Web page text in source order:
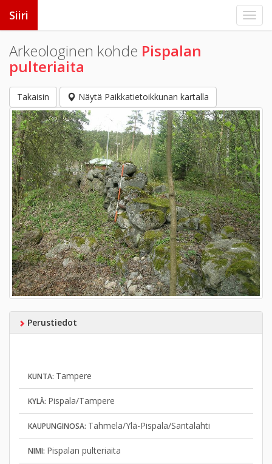
Siiri
Arkeologinen kohde Pispalan
pulteriaita
Takaisin Näytä Paikkatietoikkunan kartalla
Perustiedot
KUNTA: Tampere
KYLÄ: Pispala/Tampere
KAUPUNGINOSA: Tahmela/Ylä-Pispala/Santalahti
NIMI: Pispalan pulteriaita